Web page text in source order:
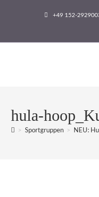
+49 152-
hula-
> Sportgruppen > NEU: